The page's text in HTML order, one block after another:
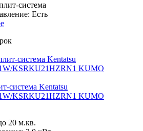
система
Есть
система Kentatsu
KSRKU21HZRN1 KUMO
20 м.кв.